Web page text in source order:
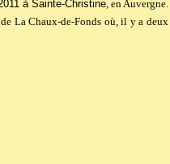
à Sainte-Christine, en Auvergne.
La Chaux-de-Fonds où, il y a deux